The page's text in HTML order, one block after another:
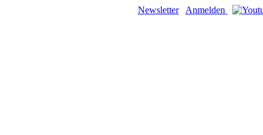
Newsletter Anmelden